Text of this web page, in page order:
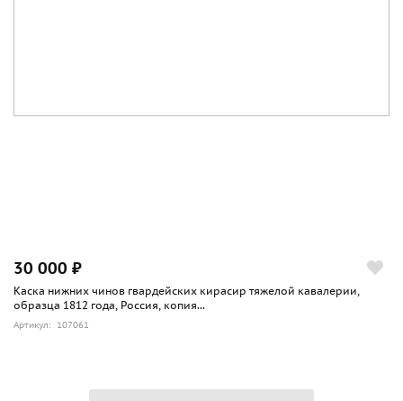
30 000 ₽
Каска нижних чинов гвардейских кирасир тяжелой кавалерии,
образца 1812 года, Россия, копия...
Артикул: 107061